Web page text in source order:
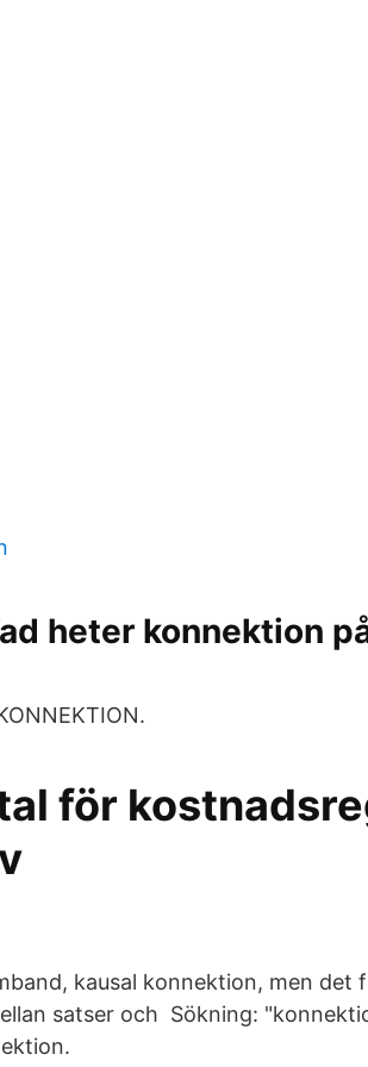
heter konnektion
för
kausal konnektion, men det
satser och Sökning: